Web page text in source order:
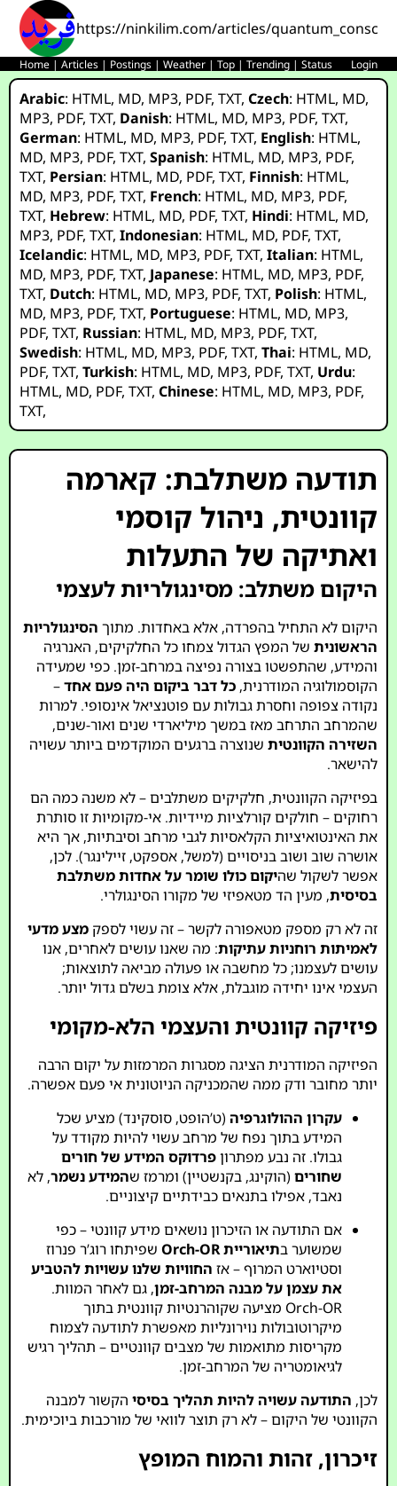
https://ninkilim.com/articles/
Home |Articles | Postings |Weather |Top |Trending |Status Login
Arabic: HTML, MD, MP3, PDF,TXT,Czech: HTML, MD,
MP3, PDF,TXT, Danish: HTML, MD, MP3, PDF,TXT,
German: HTML, MD, MP3, PDF,TXT, English: HTML,
MD, MP3, PDF,TXT,Spanish: HTML, MD, MP3, PDF,
TXT, Persian: HTML, MD, PDF,TXT, Finnish: HTML,
MD, MP3, PDF,TXT, French: HTML, MD, MP3, PDF,
TXT, Hebrew: HTML, MD, PDF,TXT, Hindi: HTML, MD,
MP3, PDF,TXT,Indonesian: HTML, MD, PDF,TXT,
Icelandic: HTML, MD, MP3, PDF,TXT,Italian: HTML,
MD, MP3, PDF,TXT, Japanese: HTML, MD, MP3, PDF,
TXT, Dutch: HTML, MD, MP3, PDF,TXT, Polish: HTML,
MD, MP3, PDF,TXT, Portuguese: HTML, MD, MP3,
PDF,TXT, Russian: HTML, MD, MP3, PDF,TXT,
Swedish: HTML, MD, MP3, PDF,TXT,Thai: HTML, MD,
PDF,TXT,Turkish: HTML, MD, MP3, PDF,TXT, Urdu:
HTML, MD, PDF,TXT,Chinese: HTML, MD, MP3, PDF,
TXT,
תודעה משתלבת: קארמה
קוונטית, ניהול קוסמי
ואתיקה של התעלות
היקום משתלב: מסינגולריות לעצמי
היקום לא התחיל בהפרדה, אלא באחדות. מתוך הסינגולריות
הראשונית של המפץ הגדול צמחו כל החלקיקים, האנרגיה
והמידע, שהתפשטו בצורה נפיצה במרחב-זמן. כפי שמעידה
הקוסמולוגיה המודרנית,כל דבר ביקום היה פעם אחד–
נקודה צפופה וחסרת גבולות עם פוטנציאל אינסופי. למרות
שהמרחב התרחב מאז במשך מיליארדי שנים ואור-שנים,
השזירה הקוונטית שנוצרה ברגעים המוקדמים ביותר עשויה
להישאר.
בפיזיקה הקוונטית, חלקיקים משתלבים – לא משנה כמה הם
רחוקים – חולקים קורלציות מיידיות. אי-מקומיות זו סותרת
את האינטואיציות הקלאסיות לגבי מרחב וסיבתיות, אך היא
אושרה שוב ושוב בניסויים (למשל, אספקט, זיילינגר). לכן,
אפשר לשקול שהיקום כולו שומר על אחדות משתלבת
בסיסית, מעין הד מטאפיזי של מקורו הסינגולרי.
זה לא רק מספק מטאפורה לקשר – זה עשוי לספקמצע מדעי
לאמיתות רוחניות עתיקות: מה שאנו עושים לאחרים, אנו
עושים לעצמנו; כל מחשבה או פעולה מביאה לתוצאות;
העצמי אינו יחידה מוגבלת, אלא צומת בשלם גדול יותר.
פיזיקה קוונטית והעצמי הלא-מקומי
הפיזיקה המודרנית הציגה מסגרות המרמזות על יקום הרבה
יותר מחובר ודק ממה שהמכניקה הניוטונית אי פעם אפשרה.
עקרון ההולוגרפיה (ט’הופט, סוסקינד) מציע שכל
המידע בתוך נפח של מרחב עשוי להיות מקודד על
גבולו. זה נבע מפתרוןפרדוקס המידע של חורים
שחורים (הוקינג, בקנשטיין) ומרמז שהמידע נשמר, לא
נאבד, אפילו בתנאים כבידתיים קיצוניים.
אם התודעה או הזיכרון נושאים מידע קוונטי – כפי
שמשוער בתיאוריית Orch-OR
שפיתחו רוג’ר פנרוז
וסטיוארט המרוף – אז החוויות שלנו עשויות להטביע
את עצמן על מבנה המרחב-זמן, גם לאחר המוות.
Orch-OR מציעה שקוהרנטיות קוונטית בתוך
מיקרוטובולות נוירונליות מאפשרת לתודעה לצמוח
מקריסות מתואמות של מצבים קוונטיים – תהליך רגיש
לגיאומטריה של המרחב-זמן.
לכן, התודעה עשויה להיות תהליך בסיסי הקשור למבנה
הקוונטי של היקום – לא רק תוצר לוואי של מורכבות ביוכימית.
זיכרון, זהות והמוח המופץ